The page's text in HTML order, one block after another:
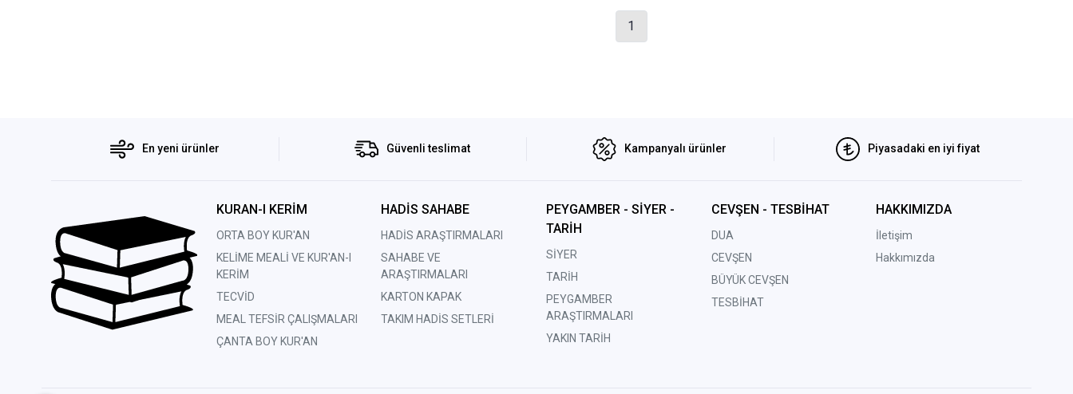
1
En yeni ürünler Güvenli teslimat Kampanyalı ürünler Piyasadaki en iyi fiyat
KURAN-I KERİM
ORTA BOY KUR'AN
KELİME MEALİ VE KUR'AN-I
KERİM
TECVİD
MEAL TEFSİR ÇALIŞMALARI
ÇANTA BOY KUR'AN
HADİS SAHABE
HADİS ARAŞTIRMALARI
SAHABE VE
ARAŞTIRMALARI
KARTON KAPAK
TAKIM HADİS SETLERİ
PEYGAMBER - SİYER -
TARİH
SİYER
TARİH
PEYGAMBER
ARAŞTIRMALARI
YAKIN TARİH
CEVŞEN - TESBİHAT
DUA
CEVŞEN
BÜYÜK CEVŞEN
TESBİHAT
HAKKIMIZDA
İletişim
Hakkımızda